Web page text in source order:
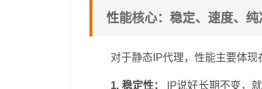
性能核心：稳定、速度、
对于静态IP代理，性能主要体现
1. 稳定性：
IP说好长期不变，